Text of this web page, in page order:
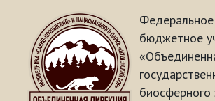
Федеральное
бюджетное
биосферного